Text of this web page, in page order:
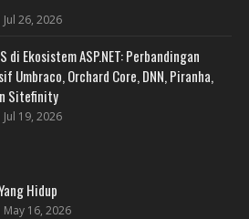
Jul 26, 2026
di Ekosistem ASP.NET: Perbandingan
Umbraco, Orchard Core, DNN, Piranha,
Sitefinity
Jul 19, 2026
Hidup
May 16, 2026